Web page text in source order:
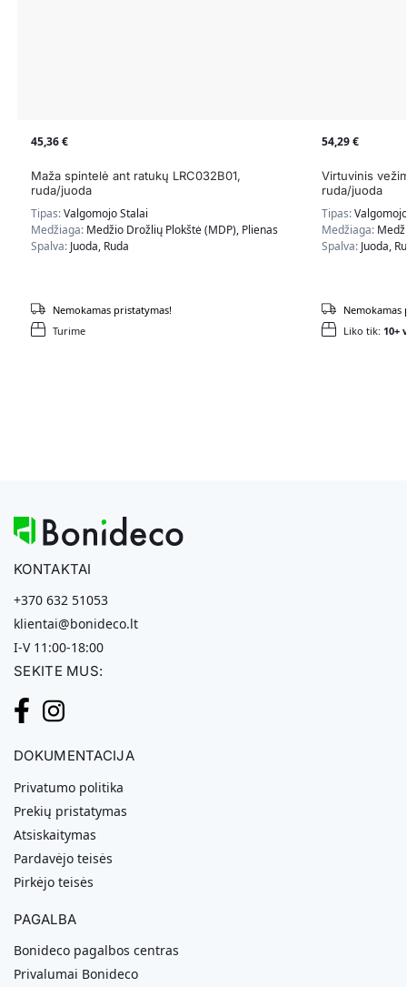
45,36€
Maža spintelė ant ratukų LRC032B01,
ruda/juoda
Tipas:Valgomojo Stalai
Medžiaga: Medžio Drožlių Plokštė (MDP), Plienas
Spalva: Juoda, Ruda
Turime
Nemokamas pristatymas!
54,29€
Virtuvinis
ruda/juoda
Tipas:
Medžiaga:
Spalva: Juoda,
Liko tik: 10+
Nemokamas
KONTAKTAI
+370 632 51053
klientai@bonideco.lt
I-V 11:00-18:00
SEKITE MUS:
DOKUMENTACIJA
Privatumo politika
Prekių pristatymas
Atsiskaitymas
Pardavėjo teisės
Pirkėjo teisės
PAGALBA
Bonideco pagalbos centras
Privalumai Bonideco